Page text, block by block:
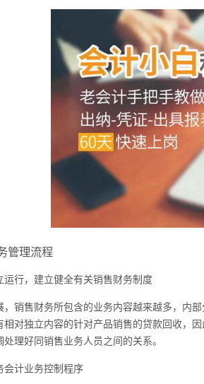
管理流程
运行，建立健全有关销售财务制度
，销售财务所包含的业务内容越来越多，内
相对独立内容的针对产品销售的贷款回收，
处理好同销售业务人员之间的关系。
会计业务控制程序